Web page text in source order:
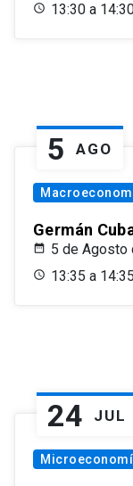
13:30 a
5 AGO
Germán
5 de Agosto
13:35 a 14:35
24 JUL